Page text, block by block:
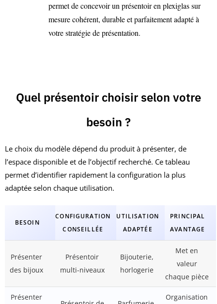
permet de concevoir un présentoir en plexiglas sur
mesure cohérent, durable et parfaitement adapté à
votre stratégie de présentation.
Quel présentoir choisir selon votre
besoin ?
Le choix du modèle dépend du produit à présenter, de
l’espace disponible et de l’objectif recherché. Ce tableau
permet d’identifier rapidement la configuration la plus
adaptée selon chaque utilisation.
BESOIN
CONFIGURATION
CONSEILLÉE
UTILISATION
ADAPTÉE
PRINCIPAL
AVANTAGE
Présenter
des bijoux
Présentoir
multi-niveaux
Bijouterie,
horlogerie
Met en
valeur
chaque pièce
Présenter Organisation